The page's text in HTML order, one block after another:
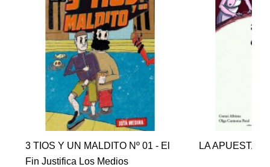
3 TIOS Y UN MALDITO Nº 01 - El
Fin Justifica Los Medios
LA APUESTA